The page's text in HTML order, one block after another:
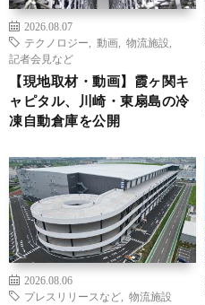
2026.08.07
テクノロジー
動画 物流施設
記者会見など
【現地取材・動画】霞ヶ関キ
ャピタル、川崎・東扇島の冷
凍自動倉庫を公開
2026.08.06
プレスリリースなど
物流施設